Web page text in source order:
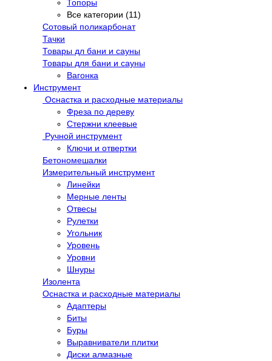
Топоры
Все категории (11)
Сотовый поликарбонат
Тачки
Товары дл бани и сауны
Товары для бани и сауны
Вагонка
Инструмент
Оснастка и расходные материалы
Фреза по дереву
Стержни клеевые
Ручной инструмент
Ключи и отвертки
Бетономешалки
Измерительный инструмент
Линейки
Мерные ленты
Отвесы
Рулетки
Угольник
Уровень
Уровни
Шнуры
Изолента
Оснастка и расходные материалы
Адаптеры
Биты
Буры
Выравниватели плитки
Диски алмазные